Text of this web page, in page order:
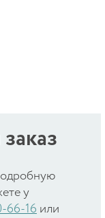
у
66-16 или